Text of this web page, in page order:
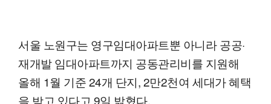
서울 노원구는 영구임대아파트뿐 아니라 공공·
재개발 임대아파트까지 공동관리비를 지원해
올해 1월 기준 24개 단지, 2만2천여 세대가 혜택
을 받고 있다고 9일 밝혔다.